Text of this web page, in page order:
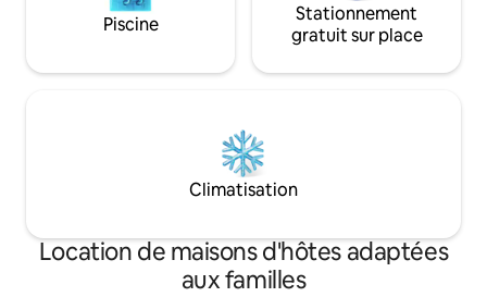
Piscine
Stationnement
gratuit sur place
Climatisation
Location de maisons d'hôtes adaptées
aux familles